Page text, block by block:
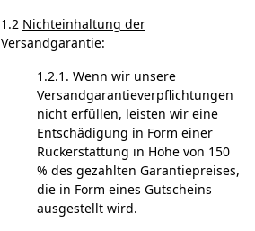
1.2 Nichteinhaltung der
Versandgarantie:
1.2.1. Wenn wir unsere
Versandgarantieverpflichtungen
nicht erfüllen, leisten wir eine
Entschädigung in Form einer
Rückerstattung in Höhe von 150
% des gezahlten Garantiepreises,
die in Form eines Gutscheins
ausgestellt wird.